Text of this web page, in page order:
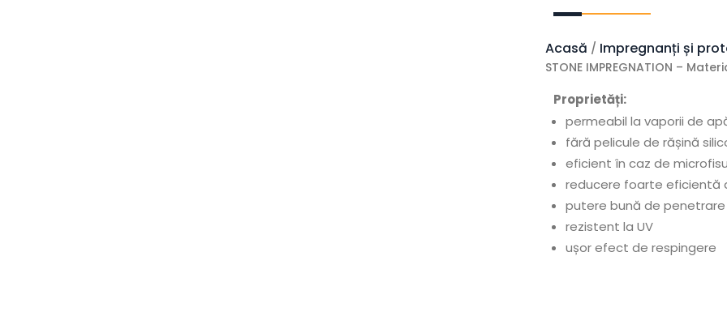
Acasă / Impregnanți și
STONE IMPREGNATION –
Proprietăți:
permeabil la vaporii de
fără pelicule de rășină
eficient în caz de
reducere foarte eficientă
putere bună de penetrare
rezistent la UV
ușor efect de respingere